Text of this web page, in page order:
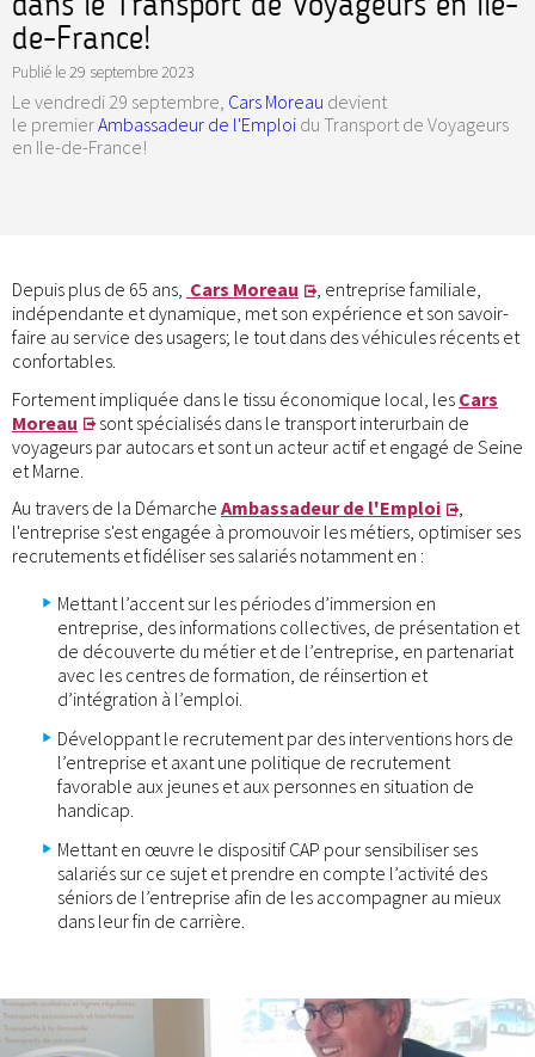
de-France!
Publié le 29 septembre 2023
Le vendredi 29 septembre, Cars Moreau devient
le premierAmbassadeur de l'Emploi du Transport de Voyageurs
en Ile-de-France!
Depuis plus de 65 ans, Cars Moreau
, entreprise familiale,
indépendante et dynamique, met son expérience et son savoir-
faire au service des usagers; le tout dans des véhicules récents et
confortables.
Fortement impliquée dans le tissu économique local, les Cars
Moreau
sont spécialisés dans le transport interurbain de
voyageurs par autocars et sont un acteur actif et engagé de Seine
et Marne.
Au travers de la Démarche Ambassadeur de l'Emploi
,
l'entreprise s'est engagée à promouvoir les métiers, optimiser ses
recrutements et fidéliser ses salariés notamment en :
Mettant l’accent sur les périodes d’immersion en
entreprise, des informations collectives, de présentation et
de découverte du métier et de l’entreprise, en partenariat
avec les centres de formation, de réinsertion et
d’intégration à l’emploi.
Développant le recrutement par des interventions hors de
l’entreprise et axant une politique de recrutement
favorable aux jeunes et aux personnes en situation de
handicap.
Mettant en œuvre le dispositif CAP pour sensibiliser ses
salariés sur ce sujet et prendre en compte l’activité des
séniors de l’entreprise afin de les accompagner au mieux
dans leur fin de carrière.